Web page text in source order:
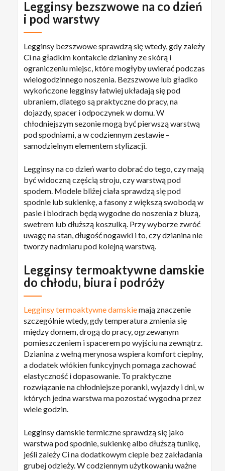
produktu
Legginsy bezszwowe na co dzień
i pod warstwy
Legginsy bezszwowe sprawdzą się wtedy, gdy zależy
Ci na gładkim kontakcie dzianiny ze skórą i
ograniczeniu miejsc, które mogłyby uwierać podczas
wielogodzinnego noszenia. Bezszwowe lub gładko
wykończone legginsy łatwiej układają się pod
ubraniem, dlatego są praktyczne do pracy, na
dojazdy, spacer i odpoczynek w domu. W
chłodniejszym sezonie mogą być pierwszą warstwą
pod spodniami, a w codziennym zestawie –
samodzielnym elementem stylizacji.
Legginsy na co dzień warto dobrać do tego, czy mają
być widoczną częścią stroju, czy warstwą pod
spodem. Modele bliżej ciała sprawdzą się pod
spodnie lub sukienkę, a fasony z większą swobodą w
pasie i biodrach będą wygodne do noszenia z bluzą,
swetrem lub dłuższą koszulką. Przy wyborze zwróć
uwagę na stan, długość nogawki i to, czy dzianina nie
tworzy nadmiaru pod kolejną warstwą.
Legginsy termoaktywne damskie
do chłodu, biura i podróży
Legginsy termoaktywne damskiemają znaczenie
szczególnie wtedy, gdy temperatura zmienia się
między domem, drogą do pracy, ogrzewanym
pomieszczeniem i spacerem po wyjściu na zewnątrz.
Dzianina z wełną merynosa wspiera komfort cieplny,
a dodatek włókien funkcyjnych pomaga zachować
elastyczność i dopasowanie. To praktyczne
rozwiązanie na chłodniejsze poranki, wyjazdy i dni, w
których jedna warstwa ma pozostać wygodna przez
wiele godzin.
Legginsy damskie termiczne sprawdzą się jako
warstwa pod spodnie, sukienkę albo dłuższą tunikę,
jeśli zależy Ci na dodatkowym cieple bez zakładania
grubej odzieży. W codziennym użytkowaniu ważne